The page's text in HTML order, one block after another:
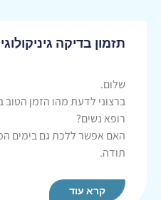
תזמון בדיקה
שלום.
ברצוני לדעת מהו הזמן
רופא נשים?
האם אפשר ללכת גם בימים
תודה.
קרא עוד